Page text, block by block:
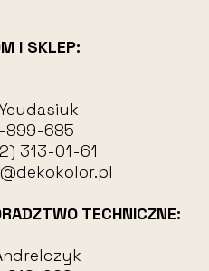
I SKLEP:
899-685
313-01-61
TECHNICZNE: